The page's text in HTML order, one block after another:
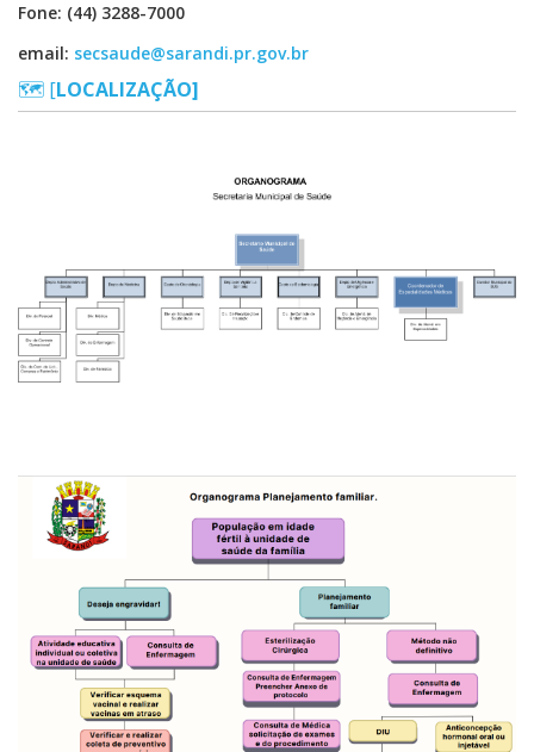
Fone: (44) 3288-7000
email: secsaude@sarandi.pr.gov.br
🗺️ [LOCALIZAÇÃO]